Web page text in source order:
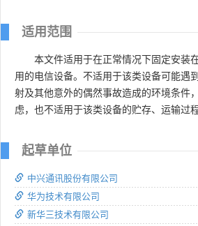
适用范围
本文件适用于在正常情况下固定安装
用的电信设备。不适用于该类设备可能遇
射及其他意外的偶然事故造成的环境条件
虑，也不适用于该类设备的贮存、运输过程
起草单位
中兴通讯股份有限公司
华为技术有限公司
新华三技术有限公司